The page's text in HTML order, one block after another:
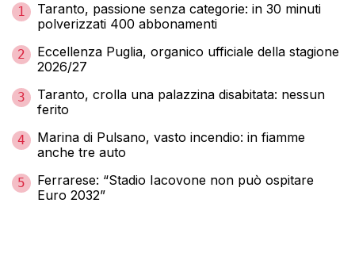
1
Taranto, passione senza categorie: in 30 minuti
polverizzati 400 abbonamenti
2
Eccellenza Puglia, organico ufficiale della stagione
2026/27
3
Taranto, crolla una palazzina disabitata: nessun
ferito
4
Marina di Pulsano, vasto incendio: in fiamme
anche tre auto
5
Ferrarese: “Stadio Iacovone non può ospitare
Euro 2032”